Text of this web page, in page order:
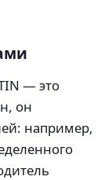
— это
он
например,